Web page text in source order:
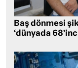
Baş dönmesi
‘dünyada